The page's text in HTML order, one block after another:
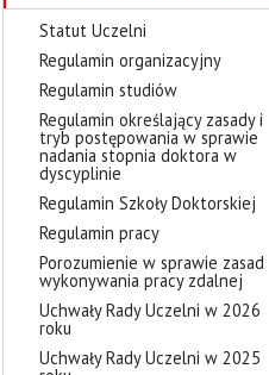
Statut Uczelni
Regulamin organizacyjny
Regulamin studiów
Regulamin określający zasady i
tryb postępowania w sprawie
nadania stopnia doktora w
dyscyplinie
Regulamin Szkoły Doktorskiej
Regulamin pracy
Porozumienie w sprawie zasad
wykonywania pracy zdalnej
Uchwały Rady Uczelni w 2026
roku
Uchwały Rady Uczelni w 2025